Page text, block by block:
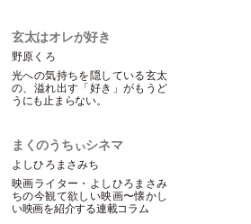
玄太はオレが好き
野原くろ
光への気持ちを隠している玄太
の、溢れ出す 「好き 」がもうど
うにも止まらない。
まくのうちぃシネマ
よしひろまさみち
映画ライター ・ よしひろまさみ
ちの今観て欲しい映画〜懐かし
い映画を紹介する連載コラム